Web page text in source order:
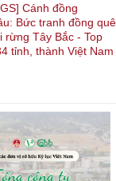
Cánh đồng
Bức tranh đồng quê
rừng Tây Bắc - Top
tỉnh, thành Việt Nam